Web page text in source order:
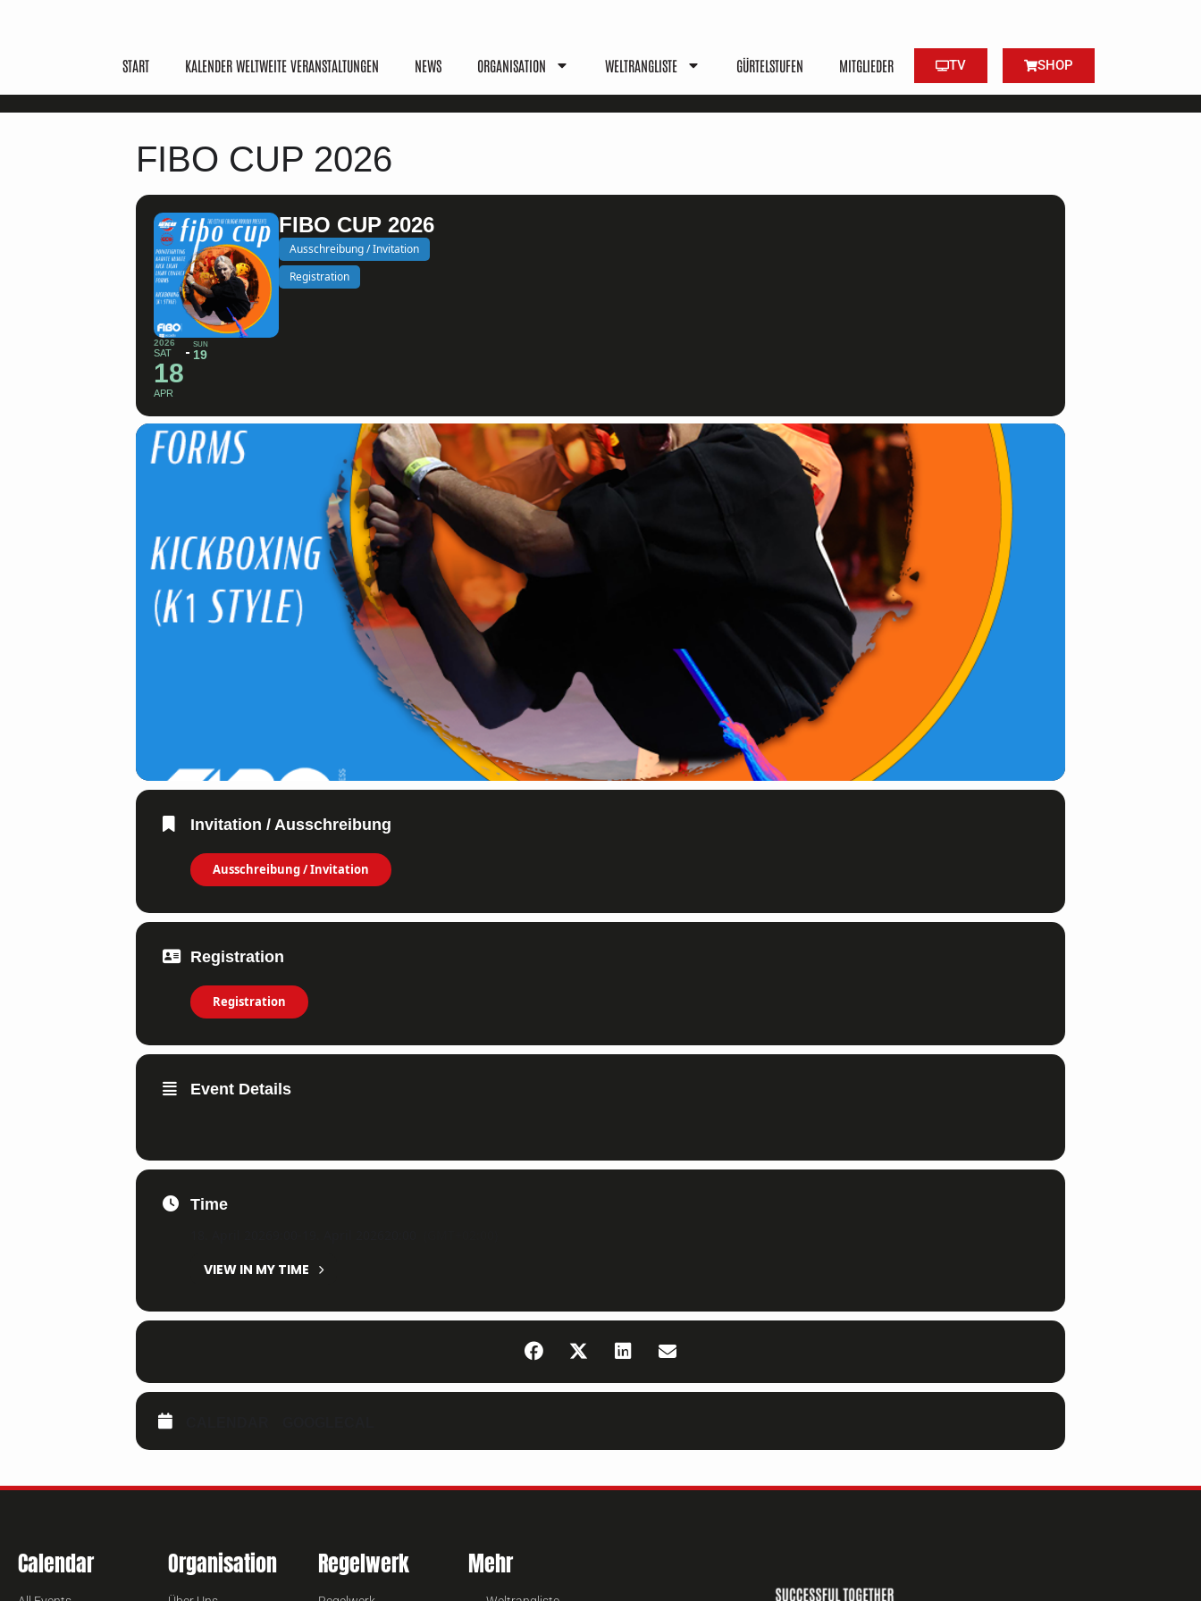
START KALENDER WELTWEITE VERANSTALTUNGEN NEWS ORGANISATION WELTRANGLISTE GÜRTELSTUFEN MITGLIEDER TV SHOP
FIBO CUP 2026
2026
SAT
18
APR
SUN
19
FIBO CUP 2026
Ausschreibung / Invitation
Registration
Invitation / Ausschreibung
Ausschreibung / Invitation
Registration
Registration
Event Details
Time
VIEW IN MY TIME
Calendar Organisation Regelwerk Mehr